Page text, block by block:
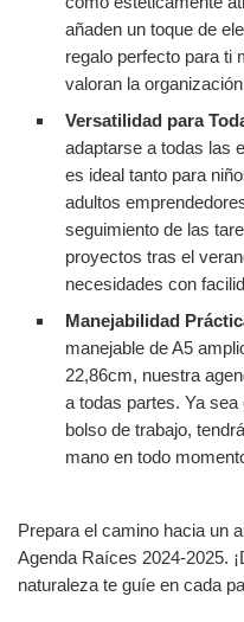
añaden un toque de
regalo perfecto para ti
valoran la
Versatilidad para
adaptarse a todas las
es ideal tanto para
adultos
seguimiento de las
proyectos tras el
necesidades con
Manejabilidad
manejable de A5
22,86cm, nuestra
a todas partes. Ya
bolso de trabajo,
mano en todo
Prepara el camino hacia un
Agenda Raíces 2024-2025.
naturaleza te guíe en cada